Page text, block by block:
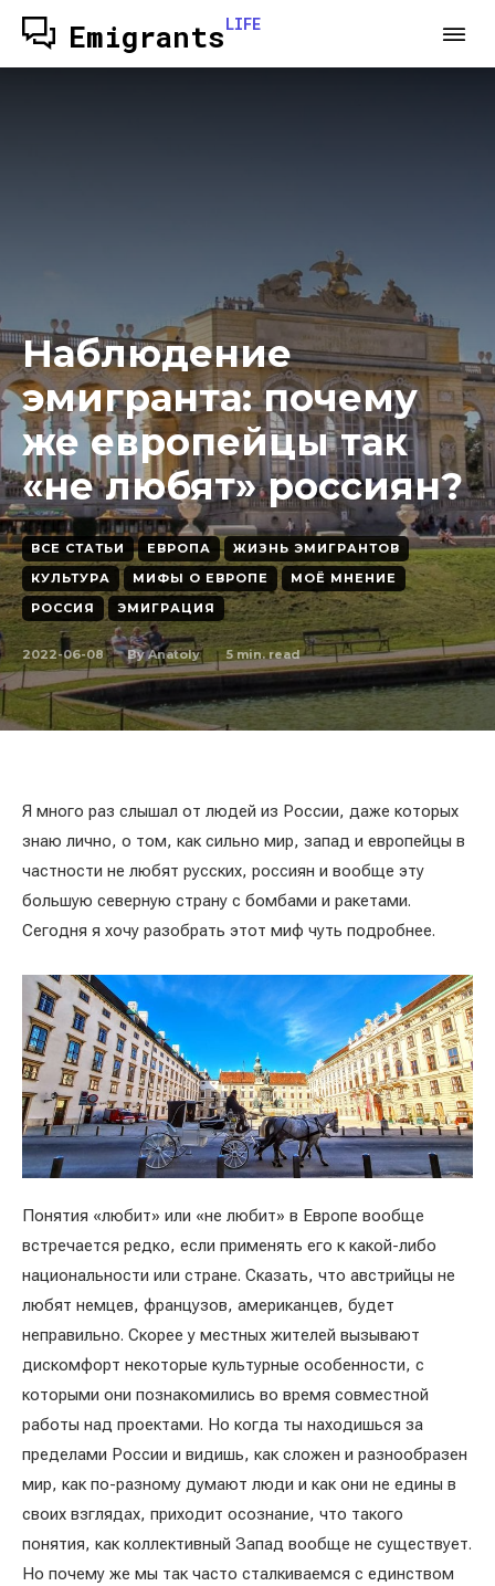
EmigrantsLIFE
Наблюдение
эмигранта: почему
же европейцы так
«не любят» россиян?
ВСЕ СТАТЬИ ЕВРОПА
ЖИЗНЬ ЭМИГРАНТОВ
КУЛЬТУРА
МИФЫ О ЕВРОПЕ
МОЁ МНЕНИЕ
РОССИЯ
ЭМИГРАЦИЯ
2022-06-08 By Anatoly 5 min. read
Я много раз слышал от людей из России, даже которых
знаю лично, о том, как сильно мир, запад и европейцы в
частности не любят русских, россиян и вообще эту
большую северную страну с бомбами и ракетами.
Сегодня я хочу разобрать этот миф чуть подробнее.
Понятия «любит» или «не любит» в Европе вообще
встречается редко, если применять его к какой-либо
национальности или стране. Сказать, что австрийцы не
любят немцев, французов, американцев, будет
неправильно. Скорее у местных жителей вызывают
дискомфорт некоторые культурные особенности, с
которыми они познакомились во время совместной
работы над проектами. Но когда ты находишься за
пределами России и видишь, как сложен и разнообразен
мир, как по-разному думают люди и как они не едины в
своих взглядах, приходит осознание, что такого
понятия, как коллективный Запад вообще не существует.
Но почему же мы так часто сталкиваемся с единством